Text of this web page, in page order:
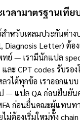
วลามาตรฐานเที
ำหรับเคลมประกันต่าง
Diagnosis Letter) ต้
ย์ — เรามีนักแปล
ละ CPT codes รับรอ
ลวได้ทุกข้อ เราออกแบ
— แปล QA ก่อนยืนยัน
ก่อนยื่นคณะผู้แทนทา
ม่ต้องเริ่มใหม่ทั้ง chain